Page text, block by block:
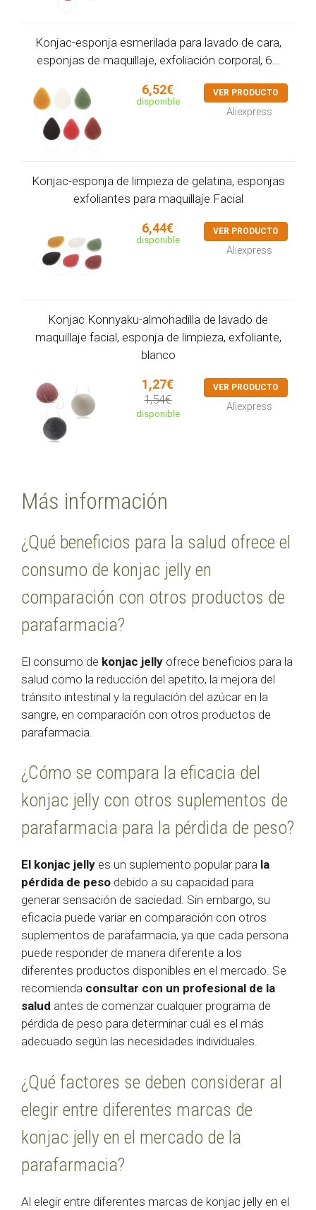
Konjac-esponja esmerilada para lavado de cara,
esponjas de maquillaje, exfoliación corporal, 6...
6,52€
disponible
VER PRODUCTO
Aliexpress
Konjac-esponja de limpieza de gelatina, esponjas
exfoliantes para maquillaje Facial
6,44€
disponible
VER PRODUCTO
Aliexpress
Konjac Konnyaku-almohadilla de lavado de
maquillaje facial, esponja de limpieza, exfoliante,
blanco
1,27€
1,54€
disponible
VER PRODUCTO
Aliexpress
Más información
¿Qué beneficios para la salud ofrece el
consumo de konjac jelly en
comparación con otros productos de
parafarmacia?
El consumo de konjac jelly ofrece beneficios para la
salud como la reducción del apetito, la mejora del
tránsito intestinal y la regulación del azúcar en la
sangre, en comparación con otros productos de
parafarmacia.
¿Cómo se compara la eficacia del
konjac jelly con otros suplementos de
parafarmacia para la pérdida de peso?
El konjac jelly es un suplemento popular para la
pérdida de peso debido a su capacidad para
generar sensación de saciedad. Sin embargo, su
eficacia puede variar en comparación con otros
suplementos de parafarmacia, ya que cada persona
puede responder de manera diferente a los
diferentes productos disponibles en el mercado. Se
recomienda consultar con un profesional de la
salud antes de comenzar cualquier programa de
pérdida de peso para determinar cuál es el más
adecuado según las necesidades individuales.
¿Qué factores se deben considerar al
elegir entre diferentes marcas de
konjac jelly en el mercado de la
parafarmacia?
Al elegir entre diferentes marcas de konjac jelly en el